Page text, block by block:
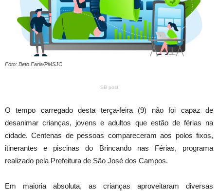
Foto: Beto Faria/PMSJC
SB post
O tempo carregado desta terça-feira (9) não foi capaz de
desanimar crianças, jovens e adultos que estão de férias na
cidade. Centenas de pessoas compareceram aos polos fixos,
itinerantes e piscinas do Brincando nas Férias, programa
realizado pela Prefeitura de São José dos Campos.
Em maioria absoluta, as crianças aproveitaram diversas